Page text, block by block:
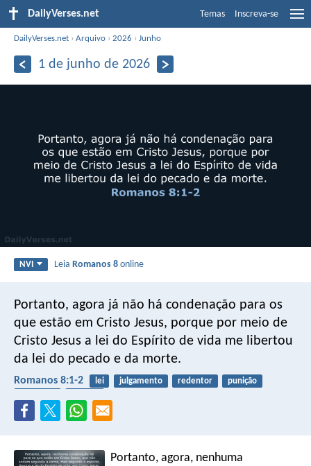
DailyVerses.net Temas Inscreva-se
DailyVerses.net ›Arquivo ›2026 ›Junho
1 de junho de 2026
NVI LeiaRomanos 8 online
Portanto, agora já não há condenação para os
que estão em Cristo Jesus, porque por meio de
Cristo Jesus a lei do Espírito de vida me libertou
da lei do pecado e da morte.
Romanos 8:1-2 lei julgamento redentor
punição
Portanto, agora, nenhuma